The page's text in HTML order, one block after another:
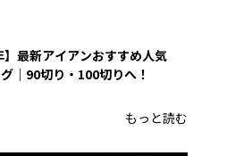
】最新アイアンおすすめ人気
｜90切り・100切りへ！
もっと読む